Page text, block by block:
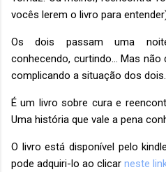
vocês lerem o livro para
Os dois passam uma
conhecendo, curtindo... Mas não
complicando a situação dos dois.
É um livro sobre cura e
Uma história que vale a pena
O livro está disponível pelo
pode adquiri-lo ao clicar neste